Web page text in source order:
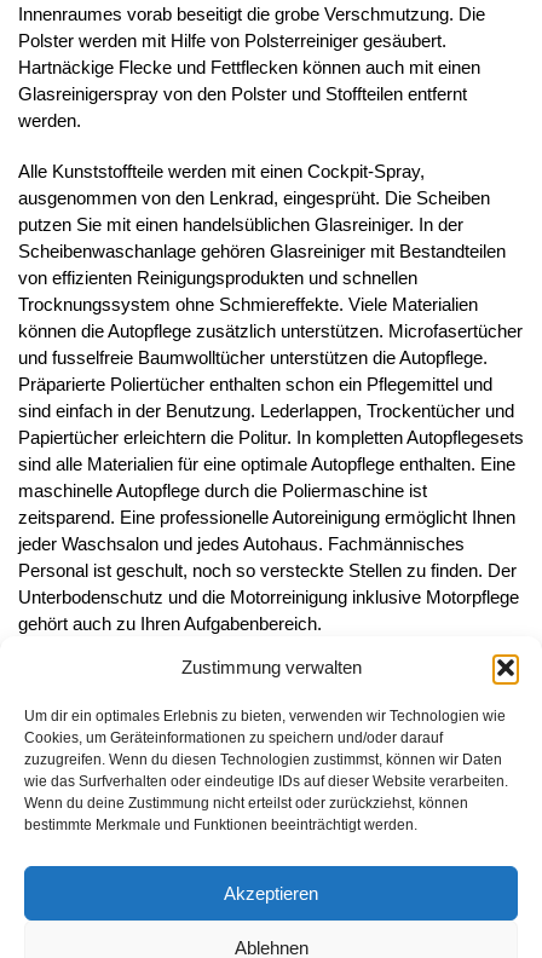
Zustimmung verwalten
Um dir ein optimales Erlebnis zu bieten, verwenden wir Technologien wie
Cookies, um Geräteinformationen zu speichern und/oder darauf
zuzugreifen. Wenn du diesen Technologien zustimmst, können wir Daten
wie das Surfverhalten oder eindeutige IDs auf dieser Website verarbeiten.
Wenn du deine Zustimmung nicht erteilst oder zurückziehst, können
bestimmte Merkmale und Funktionen beeinträchtigt werden.
Akzeptieren
Ablehnen
Innenraumes vorab beseitigt die grobe Verschmutzung. Die
Polster werden mit Hilfe von Polsterreiniger gesäubert.
Hartnäckige Flecke und Fettflecken können auch mit einen
Glasreinigerspray von den Polster und Stoffteilen entfernt
werden.
Alle Kunststoffteile werden mit einen Cockpit-Spray,
ausgenommen von den Lenkrad, eingesprüht. Die Scheiben
putzen Sie mit einen handelsüblichen Glasreiniger. In der
Scheibenwaschanlage gehören Glasreiniger mit Bestandteilen
von effizienten Reinigungsprodukten und schnellen
Trocknungssystem ohne Schmiereffekte. Viele Materialien
können die Autopflege zusätzlich unterstützen. Microfasertücher
und fusselfreie Baumwolltücher unterstützen die Autopflege.
Präparierte Poliertücher enthalten schon ein Pflegemittel und
sind einfach in der Benutzung. Lederlappen, Trockentücher und
Papiertücher erleichtern die Politur. In kompletten Autopflegesets
sind alle Materialien für eine optimale Autopflege enthalten. Eine
maschinelle Autopflege durch die Poliermaschine ist
zeitsparend. Eine professionelle Autoreinigung ermöglicht Ihnen
jeder Waschsalon und jedes Autohaus. Fachmännisches
Personal ist geschult, noch so versteckte Stellen zu finden. Der
Unterbodenschutz und die Motorreinigung inklusive Motorpflege
gehört auch zu Ihren Aufgabenbereich.
Informationen
Datenschutzerklärung